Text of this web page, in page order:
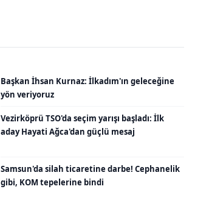
Başkan İhsan Kurnaz: İlkadım'ın geleceğine
yön veriyoruz
Vezirköprü TSO'da seçim yarışı başladı: İlk
aday Hayati Ağca'dan güçlü mesaj
Samsun'da silah ticaretine darbe! Cephanelik
gibi, KOM tepelerine bindi